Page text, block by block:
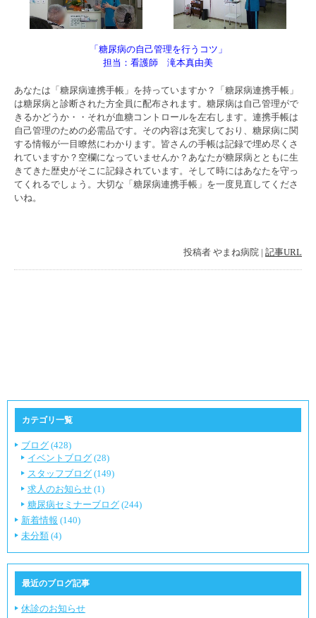
「糖尿病の自己管理を行うコツ」
担当：看護師 滝本真由美
あなたは「糖尿病連携手帳」を持っていますか？「糖尿病連携手帳」
は糖尿病と診断された方全員に配布されます。糖尿病は自己管理がで
きるかどうか・・それが血糖コントロールを左右します。連携手帳は
自己管理のための必需品です。その内容は充実しており、糖尿病に関
する情報が一目瞭然にわかります。皆さんの手帳は記録で埋め尽くさ
れていますか？空欄になっていませんか？あなたが糖尿病とともに生
きてきた歴史がそこに記録されています。そして時にはあなたを守っ
てくれるでしょう。大切な「糖尿病連携手帳」を一度見直してくださ
いね。
投稿者 やまね病院 | 記事URL
カテゴリ一覧
ブログ (428)
イベントブログ (28)
スタッフブログ (149)
求人のお知らせ (1)
糖尿病セミナーブログ (244)
新着情報 (140)
未分類 (4)
最近のブログ記事
休診のお知らせ